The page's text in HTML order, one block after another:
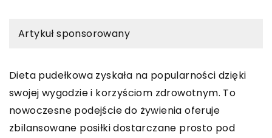
Artykuł sponsorowany
Dieta pudełkowa zyskała na popularności dzięki
swojej wygodzie i korzyściom zdrowotnym. To
nowoczesne podejście do żywienia oferuje
zbilansowane posiłki dostarczane prosto pod